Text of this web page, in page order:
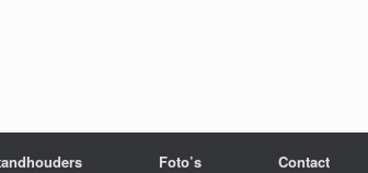
Foto’s Contact